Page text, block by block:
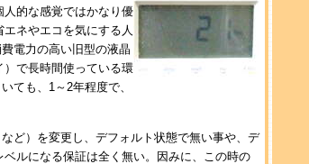
的な感覚ではかなり優
ネやエコを気にする人
電力の高い旧型の液晶
で長時間使っている環
ても、1～2年程度で、
ど）を変更し、デフォルト状態で無い事や、デ
ルになる保証は全く無い。因みに、この時の